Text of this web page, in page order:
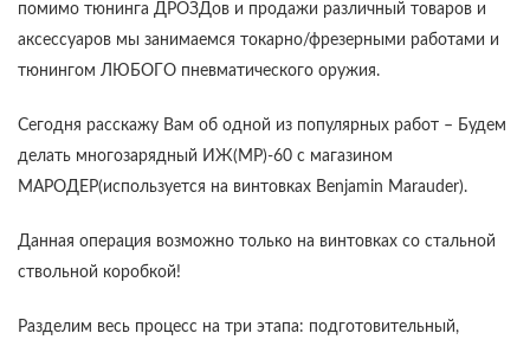
помимо тюнинга ДРОЗДов и продажи различный товаров и
аксессуаров мы занимаемся токарно/фрезерными работами и
тюнингом ЛЮБОГО пневматического оружия.
Сегодня расскажу Вам об одной из популярных работ – Будем
делать многозарядный ИЖ(МР)-60 с магазином
МАРОДЕР(используется на винтовках Benjamin Marauder).
Данная операция возможно только на винтовках со стальной
ствольной коробкой!
Разделим весь процесс на три этапа: подготовительный,